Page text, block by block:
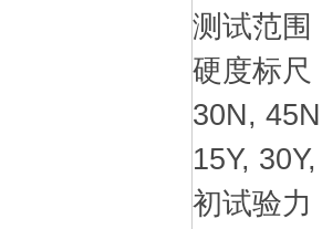
测试范围
硬度标
30N,
15Y,
初试验